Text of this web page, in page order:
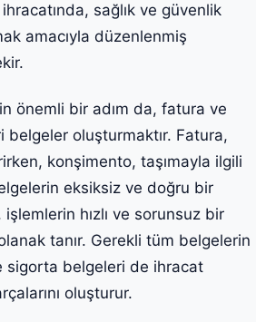
sağlık ve güvenlik
amacıyla düzenlenmiş
önemli bir adım da, fatura ve
oluşturmaktır. Fatura,
konşimento, taşımayla ilgili
eksiksiz ve doğru bir
işlemlerin hızlı ve sorunsuz bir
tanır. Gerekli tüm belgelerin
sigorta belgeleri de ihracat
oluşturur.